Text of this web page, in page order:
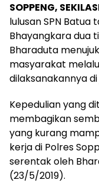
SOPPENG,
lulusan SPN Batua
Bhayangkara dua
Bharaduta
masyarakat
dilaksanakannya
Kepedulian yang
membagikan
yang kurang
kerja di Polres
serentak oleh
(23/5/2019).